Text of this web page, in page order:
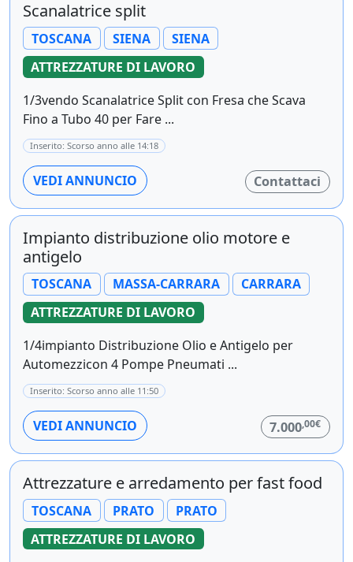
Scanalatrice split
TOSCANA SIENA
SIENA
ATTREZZATURE DI LAVORO
1/3vendo Scanalatrice Split con Fresa che Scava
Fino a Tubo 40 per Fare ...
Inserito: Scorso anno alle 14:18
VEDI ANNUNCIO Contattaci
Impianto distribuzione olio motore e
antigelo
TOSCANA MASSA-CARRARA
CARRARA
ATTREZZATURE DI LAVORO
1/4impianto Distribuzione Olio e Antigelo per
Automezzicon 4 Pompe Pneumati ...
Inserito: Scorso anno alle 11:50
VEDI ANNUNCIO 7.000,00€
Attrezzature e arredamento per fast food
TOSCANA PRATO
PRATO
ATTREZZATURE DI LAVORO